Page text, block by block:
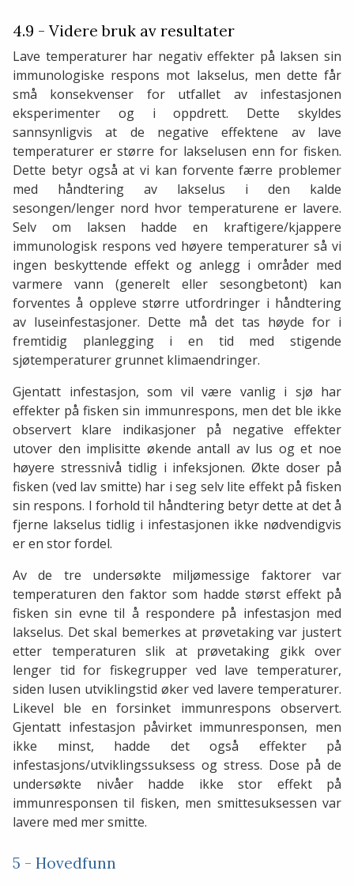
4.9 - Videre bruk av resultater
Lave temperaturer har negativ effekter på laksen sin
immunologiske respons mot lakselus, men dette får
små konsekvenser for utfallet av infestasjonen
eksperimenter og i oppdrett. Dette skyldes
sannsynligvis at de negative effektene av lave
temperaturer er større for lakselusen enn for fisken.
Dette betyr også at vi kan forvente færre problemer
med håndtering av lakselus i den kalde
sesongen/lenger nord hvor temperaturene er lavere.
Selv om laksen hadde en kraftigere/kjappere
immunologisk respons ved høyere temperaturer så vi
ingen beskyttende effekt og anlegg i områder med
varmere vann (generelt eller sesongbetont) kan
forventes å oppleve større utfordringer i håndtering
av luseinfestasjoner. Dette må det tas høyde for i
fremtidig planlegging i en tid med stigende
sjøtemperaturer grunnet klimaendringer.
Gjentatt infestasjon, som vil være vanlig i sjø har
effekter på fisken sin immunrespons, men det ble ikke
observert klare indikasjoner på negative effekter
utover den implisitte økende antall av lus og et noe
høyere stressnivå tidlig i infeksjonen. Økte doser på
fisken (ved lav smitte) har i seg selv lite effekt på fisken
sin respons. I forhold til håndtering betyr dette at det å
fjerne lakselus tidlig i infestasjonen ikke nødvendigvis
er en stor fordel.
Av de tre undersøkte miljømessige faktorer var
temperaturen den faktor som hadde størst effekt på
fisken sin evne til å respondere på infestasjon med
lakselus. Det skal bemerkes at prøvetaking var justert
etter temperaturen slik at prøvetaking gikk over
lenger tid for fiskegrupper ved lave temperaturer,
siden lusen utviklingstid øker ved lavere temperaturer.
Likevel ble en forsinket immunrespons observert.
Gjentatt infestasjon påvirket immunresponsen, men
ikke minst, hadde det også effekter på
infestasjons/utviklingssuksess og stress. Dose på de
undersøkte nivåer hadde ikke stor effekt på
immunresponsen til fisken, men smittesuksessen var
lavere med mer smitte.
5 - Hovedfunn